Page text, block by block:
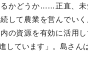
かどうか……正直、未
して農業を営んでい
の資源を有効に活用
しています」。島さん